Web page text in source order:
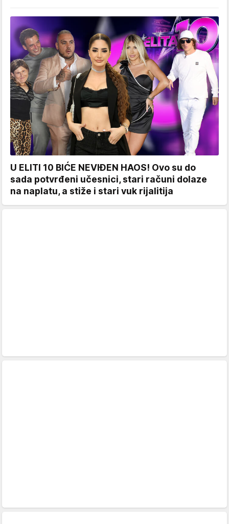
U ELITI 10 BIĆE NEVIĐEN HAOS! Ovo su do
sada potvrđeni učesnici, stari računi dolaze
na naplatu, a stiže i stari vuk rijalitija